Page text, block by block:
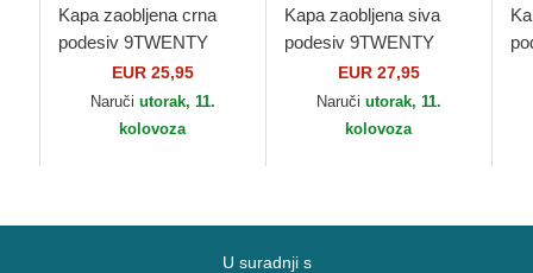
Kapa zaobljena crna
podesiv 9TWENTY
League Essential New
York Yankees MLB
New Era
EUR 25,95
Naruči utorak, 11.
kolovoza
Kapa zaobljena siva
podesiv 9TWENTY
Core Classic Boston
Red Sox MLB New Era
EUR 27,95
Naruči utorak, 11.
kolovoza
U suradnji s